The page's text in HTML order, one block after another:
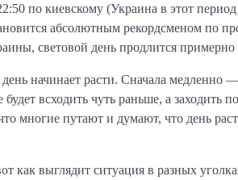
по киевскому (Украина в этот
абсолютным рекордсменом по
световой день продлится
начинает расти. Сначала
всходить чуть раньше, а заходить
многие путают и думают, что день
как выглядит ситуация в разных